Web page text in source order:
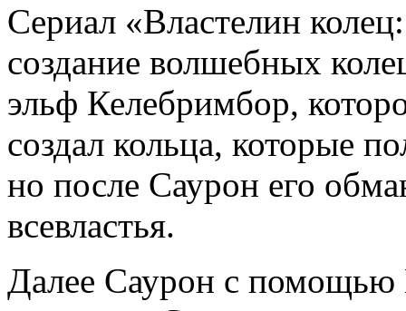
Сериал «Властелин
создание волшебных
эльф Келебримбор,
создал кольца, которые
но после Саурон его
всевластья.
Далее Саурон с помощью